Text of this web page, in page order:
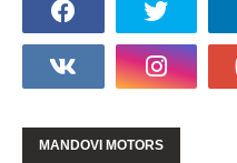
MANDOVI MOTORS